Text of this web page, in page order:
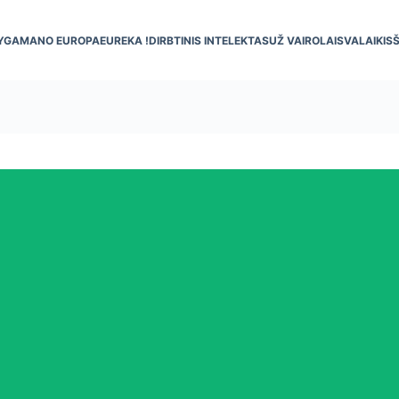
MANO EUROPAEUREKA !DIRBTINIS INTELEKTASUŽ VAIROLAISVALAIKIS